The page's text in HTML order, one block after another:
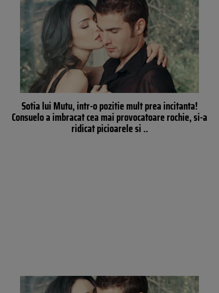
Sotia lui Mutu, intr-o pozitie mult prea incitanta!
Consuelo a imbracat cea mai provocatoare rochie, si-a
ridicat picioarele si ..